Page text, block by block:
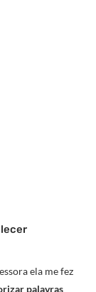
ela me fez
palavras